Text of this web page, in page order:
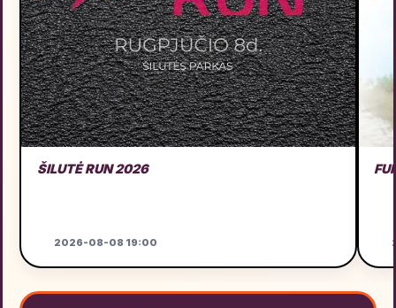
ŠILUTĖ RUN 2026
2026-08-08 19:00